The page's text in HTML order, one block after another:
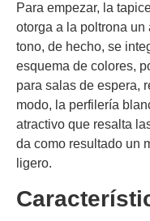
Para empezar, la
otorga a la poltrona un
tono, de hecho, se
esquema de colores,
para salas de espera,
modo, la perfilería
atractivo que resalta
da como resultado un
ligero.